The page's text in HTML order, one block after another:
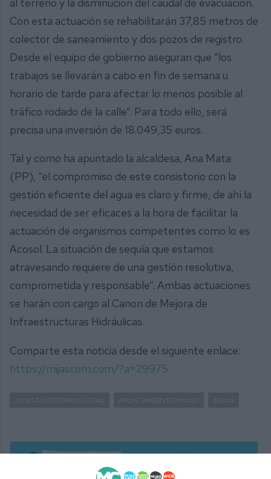
Con esta actuación se rehabilitarán 37,85 metros de
colector de saneamiento y dos pozos de registro.
Desde el equipo de gobierno aseguran que “los
trabajos se llevarán a cabo en fin de semana u
horario de tarde para afectar lo menos posible al
tráfico rodado de la calle”. Para todo ello, será
precisa una inversión de 18.049,35 euros.
Tal y como ha apuntado la alcaldesa, Ana Mata
(PP), “el compromiso de este consistorio con la
gestión eficiente del agua es claro y firme, de ahí la
necesidad de ser eficaces a la hora de facilitar la
actuación de organismos competentes como lo es
Acosol. La situación de sequía que estamos
atravesando requiere de una gestión resolutiva,
comprometida y responsable”. Ambas actuaciones
se harán con cargo al Canon de Mejora de
Infraestructuras Hidráulicas.
Comparte esta noticia desde el siguiente enlace:
https://mijascom.com/?a=29975